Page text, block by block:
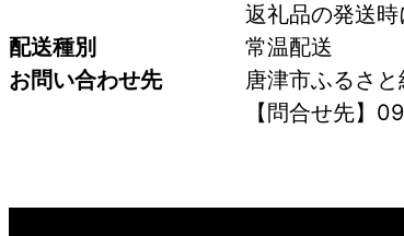
返礼品の発送時
配送種別
常温配送
お問い合わせ先
唐津市ふるさ
【問合せ先】